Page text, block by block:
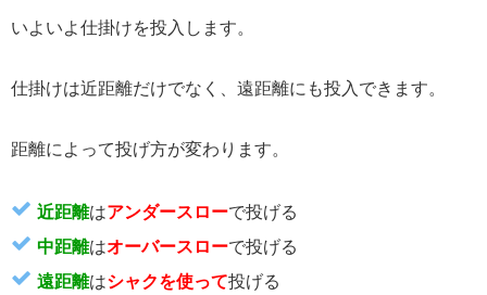
いよいよ仕掛けを投入します。
仕掛けは近距離だけでなく、遠距離にも投入できます。
距離によって投げ方が変わります。
近距離はアンダースローで投げる
中距離はオーバースローで投げる
遠距離はシャクを使って投げる